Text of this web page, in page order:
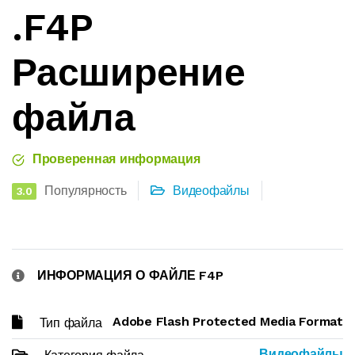
.F4P
Расширение
файла
Проверенная информация
3.0 Популярность Видеофайлы
ИНФОРМАЦИЯ О ФАЙЛЕ F4P
Тип файла Adobe Flash Protected Media Format